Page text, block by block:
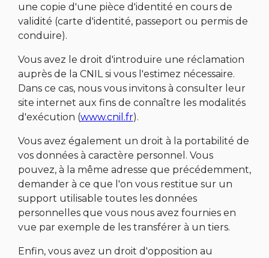
une copie d'une pièce d'identité en cours de
validité (carte d'identité, passeport ou permis de
conduire).
Vous avez le droit d'introduire une réclamation
auprès de la CNIL si vous l'estimez nécessaire.
Dans ce cas, nous vous invitons à consulter leur
site internet aux fins de connaître les modalités
d'exécution (www.cnil.fr).
Vous avez également un droit à la portabilité de
vos données à caractère personnel. Vous
pouvez, à la même adresse que précédemment,
demander à ce que l'on vous restitue sur un
support utilisable toutes les données
personnelles que vous nous avez fournies en
vue par exemple de les transférer à un tiers.
Enfin, vous avez un droit d'opposition au